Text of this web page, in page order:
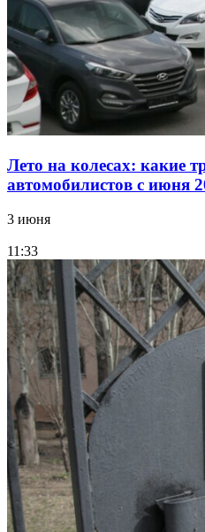
Лето на колесах: какие
автомобилистов с июня
3 июня
11:33